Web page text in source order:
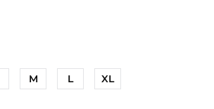
M L XL